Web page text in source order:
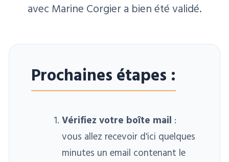
avec Marine Corgier a bien été validé.
Prochaines étapes :
Vérifiez votre boîte mail :
vous allez recevoir d'ici quelques
minutes un email contenant le